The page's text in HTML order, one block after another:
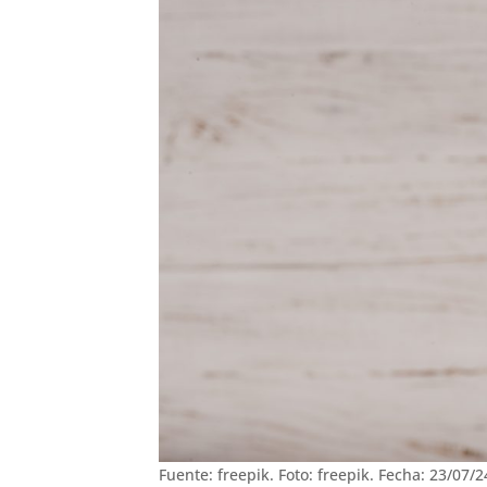
Fuente: freepik. Foto: freepik. Fecha: 23/07/